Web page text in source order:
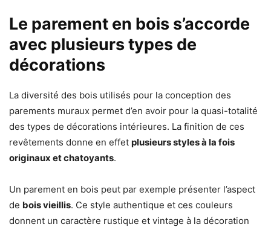
Le parement en bois s’accorde
avec plusieurs types de
décorations
La diversité des bois utilisés pour la conception des
parements muraux permet d’en avoir pour la quasi-totalité
des types de décorations intérieures. La finition de ces
revêtements donne en effet plusieurs styles à la fois
originaux et chatoyants.
Un parement en bois peut par exemple présenter l’aspect
de bois vieillis. Ce style authentique et ces couleurs
donnent un caractère rustique et vintage à la décoration